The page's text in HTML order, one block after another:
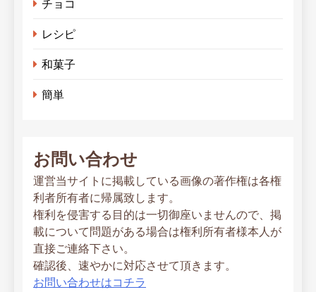
チョコ
レシピ
和菓子
簡単
お問い合わせ
運営当サイトに掲載している画像の著作権は各権
利者所有者に帰属致します。
権利を侵害する目的は一切御座いませんので、掲
載について問題がある場合は権利所有者様本人が
直接ご連絡下さい。
確認後、速やかに対応させて頂きます。
お問い合わせはコチラ